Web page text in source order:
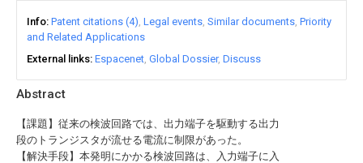
Abstract
【課題】従来の検波回路では、出力端子を駆動する出力
段のトランジスタが流せる電流に制限があった。
【解決手段】本発明にかかる検波回路は、入力端子に入
Info Patent citations (4) Legal events Similar documents Priority
and Related Applications
External links Espacenet Global Dossier Discuss